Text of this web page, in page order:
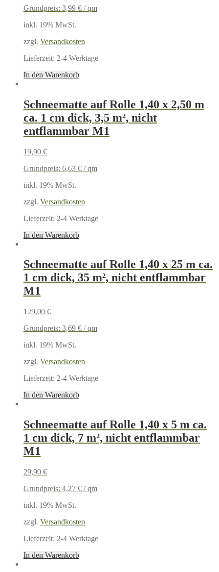
Grundpreis: 3,99 € /qm
inkl. 19% MwSt.
zzgl. Versandkosten
Lieferzeit: 2-4 Werktage
In den Warenkorb
Schneematte auf Rolle 1,40 x 2,50 m
ca. 1 cm dick, 3,5 m², nicht
entflammbar M1
19,90 €
Grundpreis: 6,63 € /qm
inkl. 19% MwSt.
zzgl. Versandkosten
Lieferzeit: 2-4 Werktage
In den Warenkorb
Schneematte auf Rolle 1,40 x 25 m ca.
1 cm dick, 35 m², nicht entflammbar
M1
129,00 €
Grundpreis: 3,69 € /qm
inkl. 19% MwSt.
zzgl. Versandkosten
Lieferzeit: 2-4 Werktage
In den Warenkorb
Schneematte auf Rolle 1,40 x 5 m ca.
1 cm dick, 7 m², nicht entflammbar
M1
29,90 €
Grundpreis: 4,27 € /qm
inkl. 19% MwSt.
zzgl. Versandkosten
Lieferzeit: 2-4 Werktage
In den Warenkorb